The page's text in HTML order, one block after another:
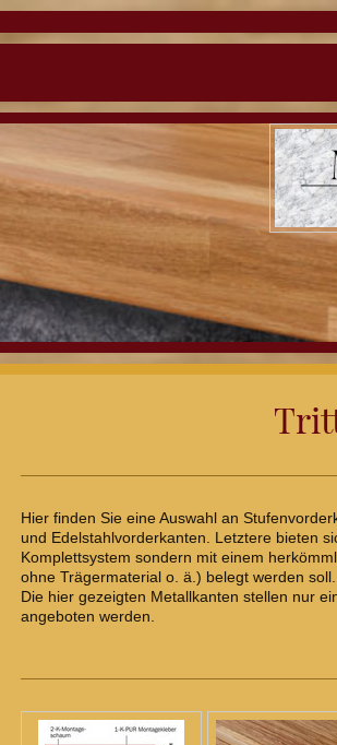
Hier finden Sie eine Auswahl an
und Edelstahlvorderkanten. Letztere bieten
Komplettsystem sondern mit einem
ohne Trägermaterial o. ä.) belegt werden soll.
Die hier gezeigten Metallkanten stellen nur
angeboten werden.